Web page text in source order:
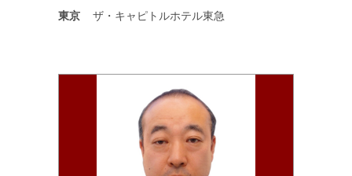
東京 ザ・キャピトルホテル東急